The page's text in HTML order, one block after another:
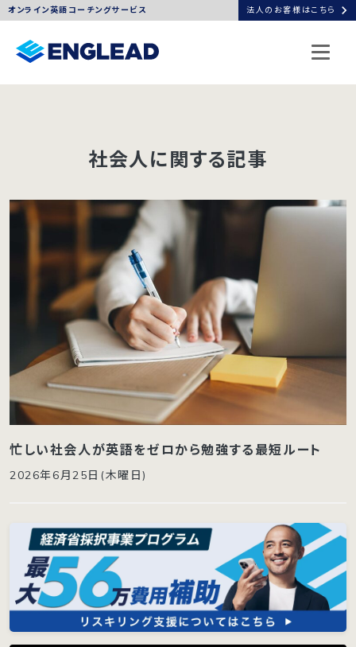
オンライン英語コーチングサービス 法人のお客様はこちら chevron_right
社会人に関する記事
忙しい社会人が英語をゼロから勉強する最短ルート
2026年6月25日(木曜日)